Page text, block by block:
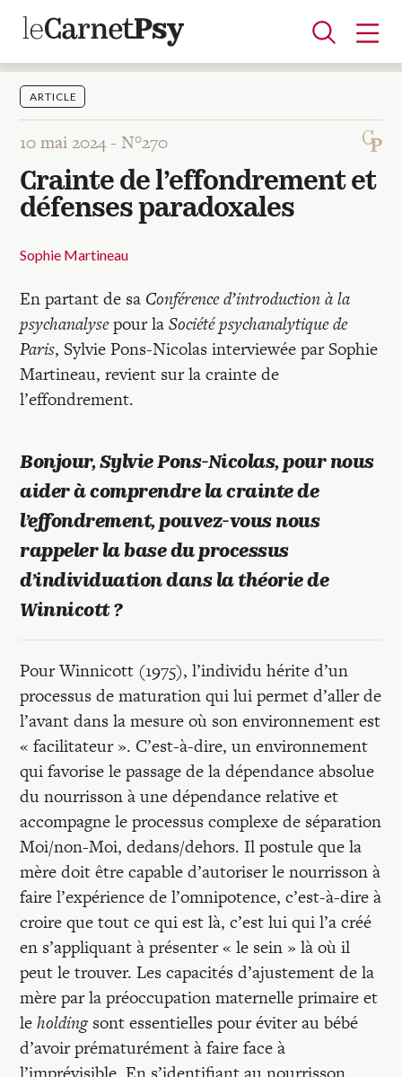
Articles
A la une
Adolescence
Dispositif
Enfance
Périnatalité
Psychanalyse
Psychopathologie
Soin
Dossiers
Blocs-notes
Recherches
Entretiens
Revues
Mon panier
Mon compte
ARTICLE
10 mai 2024 -N°270
Crainte de l’effondrement et
défenses paradoxales
Sophie Martineau
En partant de sa Conférence d’introduction à la
psychanalysepour laSociété psychanalytique de
Paris, Sylvie Pons-Nicolas interviewée par Sophie
Martineau, revient sur la crainte de
l’effondrement.
Bonjour, Sylvie Pons-Nicolas, pour nous
aider à comprendre la crainte de
l’effondrement, pouvez-vous nous
rappeler la base du processus
d’individuation dans la théorie de
Winnicott ?
Pour Winnicott (1975), l’individu hérite d’un
processus de maturation qui lui permet d’aller de
l’avant dans la mesure où son environnement est
« facilitateur ». C’est-à-dire, un environnement
qui favorise le passage de la dépendance absolue
du nourrisson à une dépendance relative et
accompagne le processus complexe de séparation
Moi/non-Moi, dedans/dehors. Il postule que la
mère doit être capable d’autoriser le nourrisson à
faire l’expérience de l’omnipotence, c’est-à-dire à
croire que tout ce qui est là, c’est lui qui l’a créé
en s’appliquant à présenter « le sein » là où il
peut le trouver. Les capacités d’ajustement de la
mère par la préoccupation maternelle primaire et
leholdingsont essentielles pour éviter au bébé
d’avoir prématurément à faire face à